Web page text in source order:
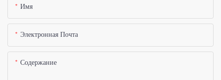
Имя
Электронная Почта
Содержание